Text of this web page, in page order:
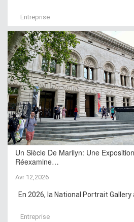
Entreprise
Un Siècle De Marilyn: Une
Réexamine…
Avr 12,2026
En 2026, la National Portrait Gallery
Entreprise